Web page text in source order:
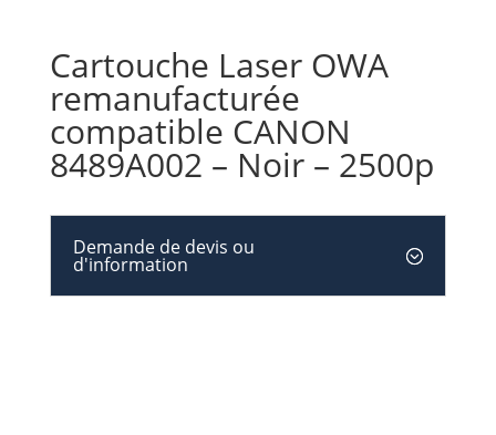
Cartouche Laser OWA
remanufacturée
compatible CANON
8489A002 – Noir – 2500p
Demande de devis ou
d'information